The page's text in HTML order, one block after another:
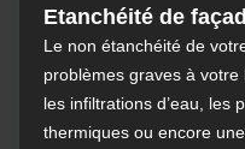
Etanchéité de
Le non étanchéité de
problèmes graves à
les infiltrations d’eau, les
thermiques ou encore